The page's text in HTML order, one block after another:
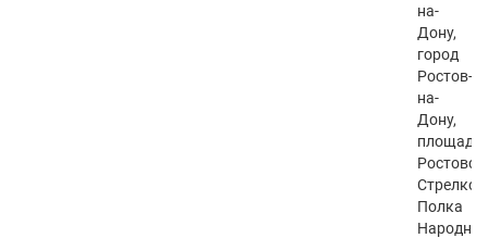
на-
Дону,
город
Ростов-
на-
Дону,
площадь
Полка